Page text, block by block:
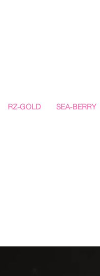
RZ-GOLD SEA-BERRY